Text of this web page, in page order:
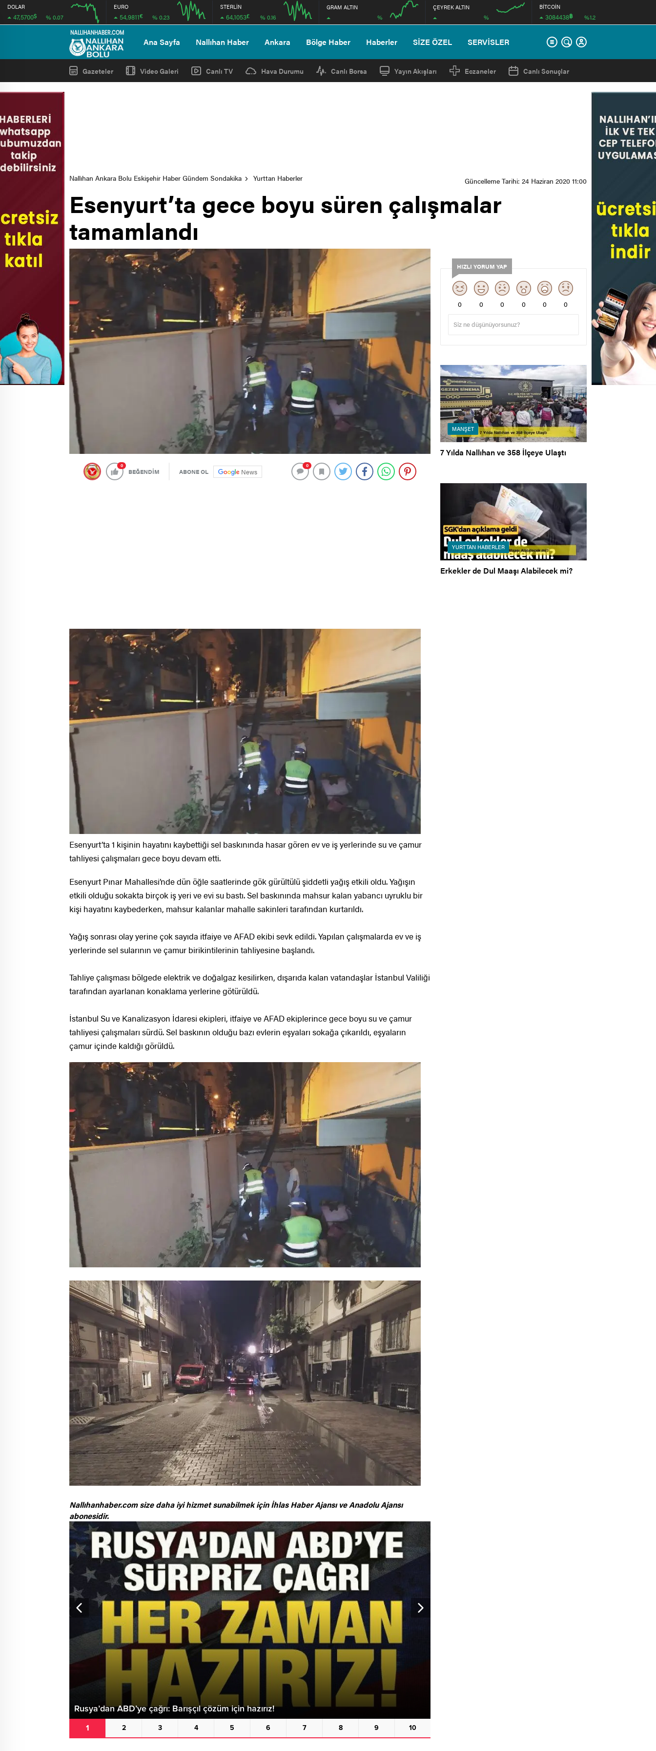
DOLAR
47,5700$ % 0.07
12:00 16:00
EURO
54,9811€ % 0.23
STERLİN
64,1053£ % 0.16
GRAM ALTIN
%
ÇEYREK ALTIN
%
BİTCOİN
3084438฿ %1.2
Ana Sayfa Nallıhan Haber Ankara Bölge Haber Haberler SİZE ÖZEL SERVİSLER
Gazeteler Video Galeri Canlı TV Hava Durumu Canlı Borsa Yayın Akışları Eczaneler Canlı Sonuçlar
Nallıhan Ankara Bolu Eskişehir Haber Gündem Sondakika Yurttan Haberler Güncelleme Tarihi: 24 Haziran 2020 11:00
Esenyurt’ta gece boyu süren çalışmalar
tamamlandı
0
BEĞENDİM ABONE OL News
0
Esenyurt’ta 1 kişinin hayatını kaybettiği sel baskınında hasar gören ev ve iş yerlerinde su ve çamur
tahliyesi çalışmaları gece boyu devam etti.
Esenyurt Pınar Mahallesi’nde dün öğle saatlerinde gök gürültülü şiddetli yağış etkili oldu. Yağışın
etkili olduğu sokakta birçok iş yeri ve evi su bastı. Sel baskınında mahsur kalan yabancı uyruklu bir
kişi hayatını kaybederken, mahsur kalanlar mahalle sakinleri tarafından kurtarıldı.
Yağış sonrası olay yerine çok sayıda itfaiye ve AFAD ekibi sevk edildi. Yapılan çalışmalarda ev ve iş
yerlerinde sel sularının ve çamur birikintilerinin tahliyesine başlandı.
Tahliye çalışması bölgede elektrik ve doğalgaz kesilirken, dışarıda kalan vatandaşlar İstanbul Valiliği
tarafından ayarlanan konaklama yerlerine götürüldü.
İstanbul Su ve Kanalizasyon İdaresi ekipleri, itfaiye ve AFAD ekiplerince gece boyu su ve çamur
tahliyesi çalışmaları sürdü. Sel baskının olduğu bazı evlerin eşyaları sokağa çıkarıldı, eşyaların
çamur içinde kaldığı görüldü.
Nallıhanhaber.com size daha iyi hizmet sunabilmek için İhlas Haber Ajansı ve Anadolu Ajansı
abonesidir.
HIZLI YORUM YAP
0 0 0 0 0 0
MANŞET
7 Yılda Nallıhan ve 358 İlçeye Ulaştı
YURTTAN HABERLER
Erkekler de Dul Maaşı Alabilecek mi?